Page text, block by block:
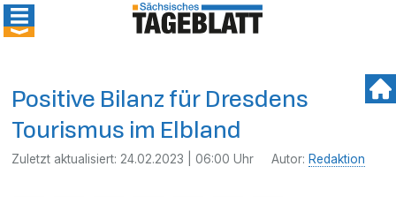
Positive Bilanz für Dresdens
Tourismus im Elbland
Zuletzt aktualisiert: 24.02.2023 | 06:00 Uhr Autor: Redaktion